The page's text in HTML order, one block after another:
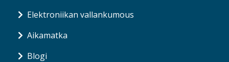
Elektroniikan vallankumous
Aikamatka
Blogi